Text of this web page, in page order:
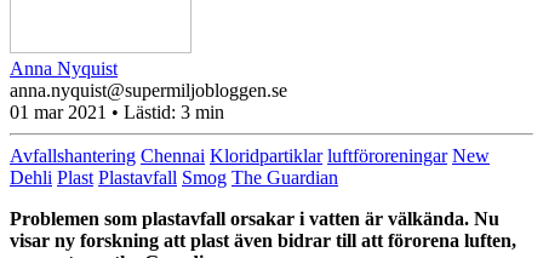
Anna Nyquist
anna.nyquist@supermiljobloggen.se
01 mar 2021 • Lästid: 3 min
Avfallshantering Chennai Kloridpartiklar luftföroreningar New
Dehli Plast Plastavfall Smog The Guardian
Problemen som plastavfall orsakar i vatten är välkända. Nu
visar ny forskning att plast även bidrar till att förorena luften,